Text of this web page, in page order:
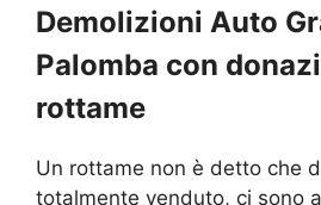
Demolizioni Auto
Palomba con
rottame
Un rottame non è detto che
totalmente venduto, ci sono